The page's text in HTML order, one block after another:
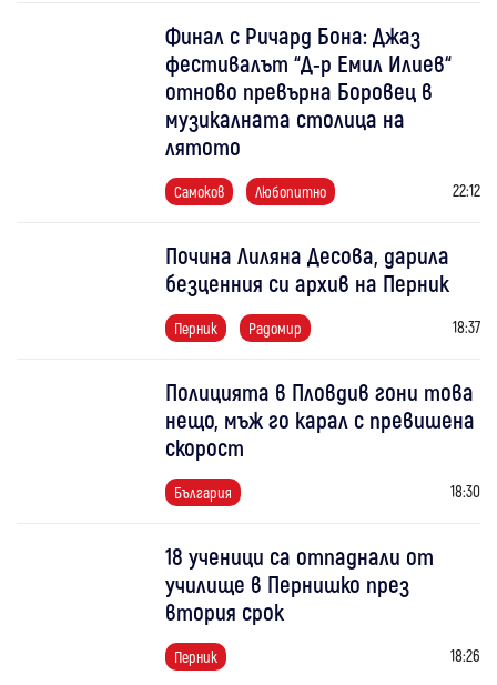
Финал с Ричард Бона: Джаз
фестивалът “Д-р Емил Илиев“
отново превърна Боровец в
музикалната столица на
лятото
Самоков Любопитно 22:12
Почина Лиляна Десова, дарила
безценния си архив на Перник
Перник Радомир 18:37
Полицията в Пловдив гони това
нещо, мъж го карал с превишена
скорост
България 18:30
18 ученици са отпаднали от
училище в Пернишко през
втория срок
Перник 18:26